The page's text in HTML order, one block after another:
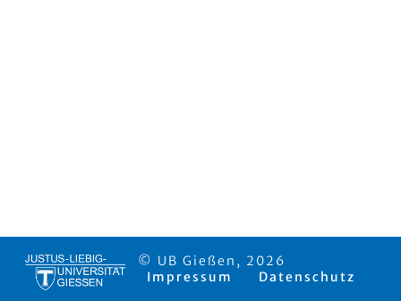
© UB Gießen, 2026
Impressum
Datenschutz